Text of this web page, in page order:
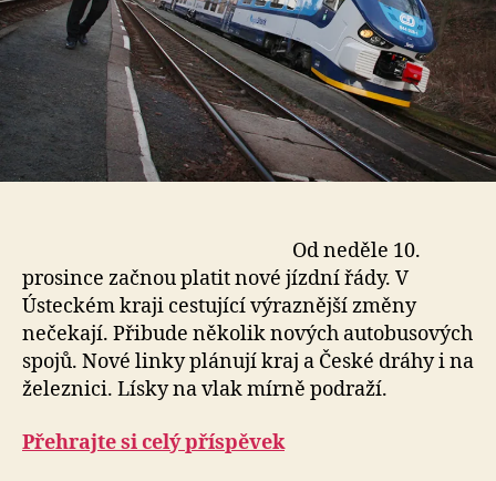
Od neděle 10.
prosince začnou platit nové jízdní řády. V
Ústeckém kraji cestující výraznější změny
nečekají. Přibude několik nových autobusových
spojů. Nové linky plánují kraj a České dráhy i na
železnici. Lísky na vlak mírně podraží.
Přehrajte si celý příspěvek